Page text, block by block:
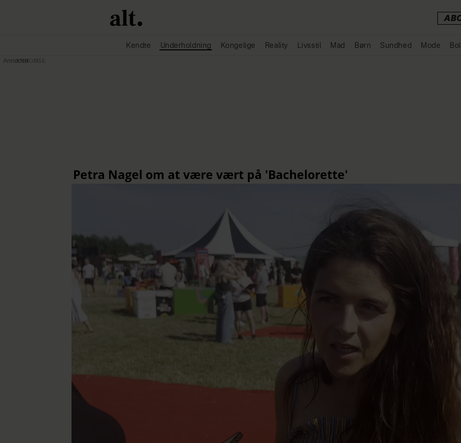
Kendte Underholdning Kongelige Reality Livsstil Mad Børn Sundhed Mode
Annonce